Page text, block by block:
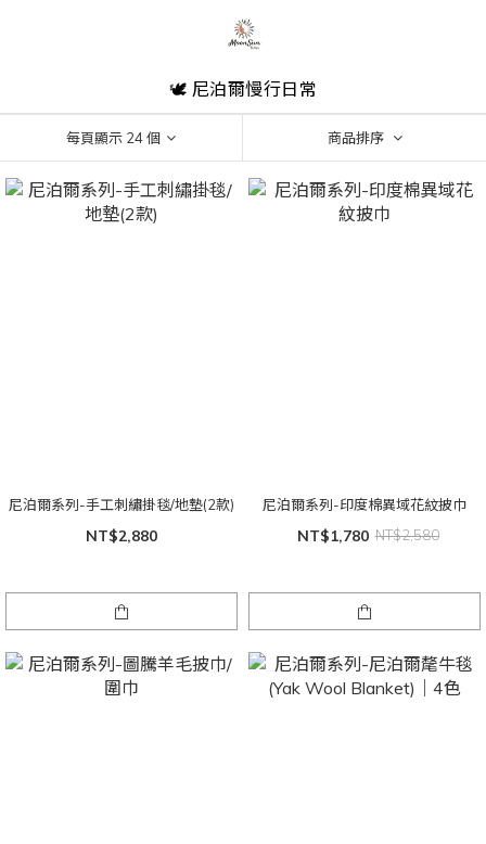
🕊 尼泊爾慢行日常
每頁顯示 24 個 商品排序
尼泊爾系列-手工刺繡掛毯/地墊(2款)
NT$2,880
尼泊爾系列-印度棉異域花紋披巾
NT$1,780 NT$2,580